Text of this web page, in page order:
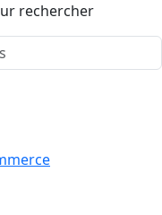
rechercher